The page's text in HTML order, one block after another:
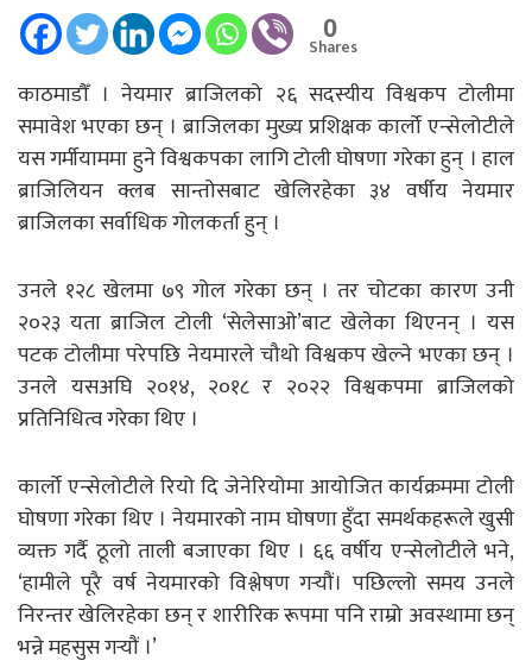
0
Shares
काठमाडौँ । नेयमार ब्राजिलको २६ सदस्यीय विश्वकप टोलीमा
समावेश भएका छन् । ब्राजिलका मुख्य प्रशिक्षक कार्लो एन्सेलोटीले
यस गर्मीयाममा हुने विश्वकपका लागि टोली घोषणा गरेका हुन् । हाल
ब्राजिलियन क्लब सान्तोसबाट खेलिरहेका ३४ वर्षीय नेयमार
ब्राजिलका सर्वाधिक गोलकर्ता हुन् ।
उनले १२८ खेलमा ७९ गोल गरेका छन् । तर चोटका कारण उनी
२०२३ यता ब्राजिल टोली ‘सेलेसाओ’बाट खेलेका थिएनन् । यस
पटक टोलीमा परेपछि नेयमारले चौथो विश्वकप खेल्ने भएका छन् ।
उनले यसअघि २०१४, २०१८ र २०२२ विश्वकपमा ब्राजिलको
प्रतिनिधित्व गरेका थिए ।
कार्लो एन्सेलोटीले रियो दि जेनेरियोमा आयोजित कार्यक्रममा टोली
घोषणा गरेका थिए । नेयमारको नाम घोषणा हुँदा समर्थकहरूले खुसी
व्यक्त गर्दै ठूलो ताली बजाएका थिए । ६६ वर्षीय एन्सेलोटीले भने,
‘हामीले पूरै वर्ष नेयमारको विश्लेषण गर्‍यौं। पछिल्लो समय उनले
निरन्तर खेलिरहेका छन् र शारीरिक रूपमा पनि राम्रो अवस्थामा छन्
भन्ने महसुस गर्‍यौं ।’